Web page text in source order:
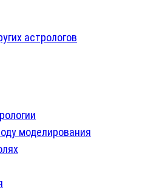
астрологов
моделирования